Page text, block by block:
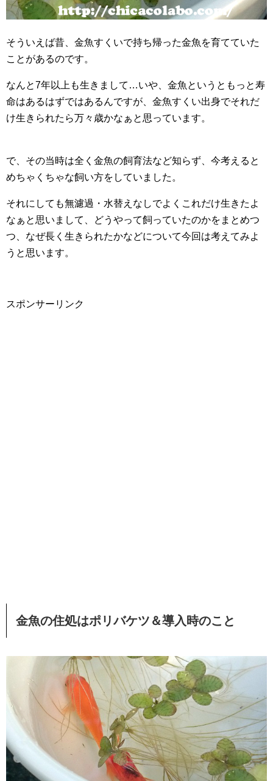
そういえば昔、金魚すくいで持ち帰った金魚を育てていた
ことがあるのです。
なんと7年以上も生きまして…いや、金魚というともっと寿
命はあるはずではあるんですが、金魚すくい出身でそれだ
け生きられたら万々歳かなぁと思っています。
で、その当時は全く金魚の飼育法など知らず、今考えると
めちゃくちゃな飼い方をしていました。
それにしても無濾過・水替えなしでよくこれだけ生きたよ
なぁと思いまして、どうやって飼っていたのかをまとめつ
つ、なぜ長く生きられたかなどについて今回は考えてみよ
うと思います。
スポンサーリンク
金魚の住処はポリバケツ＆導入時のこと